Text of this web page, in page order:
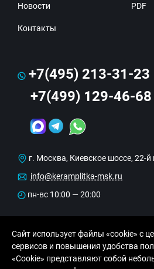
Новости
Контакты
PDF
+7(495) 213-31-23
+7(499) 129-46-68
г. Москва, Киевское шоссе, 22-й
info@keramplitka-msk.ru
пн-вс 10:00 — 20:00
Сайт использует файлы «cookie» с
сервисов и повышения удобства
«Cookie» представляют собой